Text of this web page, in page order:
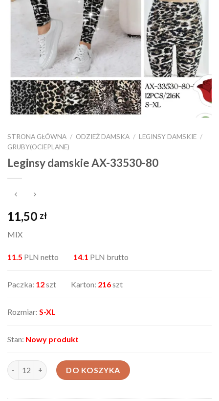
STRONA GŁÓWNA / ODZIEŻ DAMSKA / LEGINSY DAMSKIE /
GRUBY(OCIEPLANE)
Leginsy damskie AX-33530-80
11,50 zł
MIX
11.5 PLN netto 14.1 PLN brutto
Paczka: 12szt Karton: 216szt
Rozmiar: S-XL
Stan: Nowy produkt
ilość Leginsy damskie AX-33530-80
DO KOSZYKA